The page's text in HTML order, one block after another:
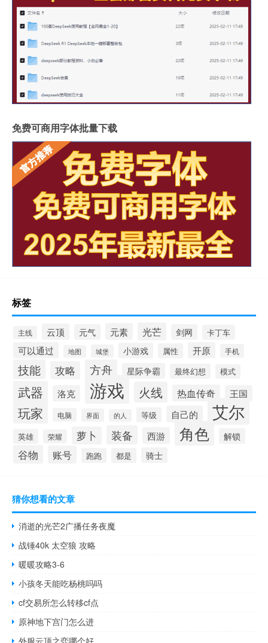
免费可商用字体批量下载
标签
主线 云顶 元气 元素 光芒 剑网 卡丁车
可以通过 地图 城堡 小游戏 属性 开原 手机
技能 攻略 方舟 星际争霸 最终幻想 模式
武器 洛克 游戏 火线 热血传奇 王国
玩家 电脑 界面 的人 等级 自己的 艾尔
英雄 荣耀 萝卜 装备 西游 角色 解锁
谷物 账号 跑跑 都是 骑士
猜你想看的文章
消逝的光芒2广播任务夜魔
战锤40k 太空狼 攻略
暖暖攻略3-6
小孩冬天能吃杨桃吗吗
cf交易所怎么转移cf点
原神地下宫门怎么进
外服云顶之弈哪个好